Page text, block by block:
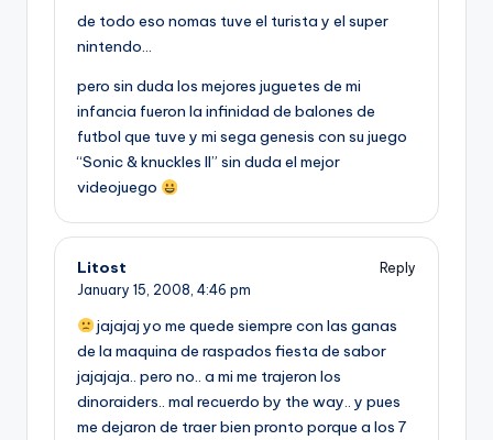
de todo eso nomas tuve el turista y el super
nintendo…
pero sin duda los mejores juguetes de mi
infancia fueron la infinidad de balones de
futbol que tuve y mi sega genesis con su juego
“Sonic & knuckles II” sin duda el mejor
videojuego
Litost
Reply
January 15, 2008, 4:46 pm
jajajaj yo me quede siempre con las ganas
de la maquina de raspados fiesta de sabor
jajajaja.. pero no.. a mi me trajeron los
dinoraiders.. mal recuerdo by the way.. y pues
me dejaron de traer bien pronto porque a los 7